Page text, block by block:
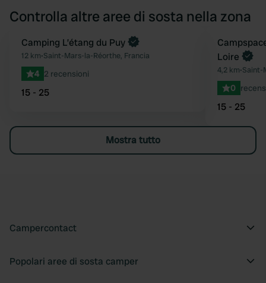
Controlla altre aree di sosta nella zona
Preferito
Camping L’étang du Puy
12 km•Saint-Mars-la-Réorthe, Francia
4 2 recensioni
15 - 25
Prenota ora
Loire
4,2 km•Saint-
0
15 - 25
Mostra tutto
Campercontact
Popolari aree di sosta camper